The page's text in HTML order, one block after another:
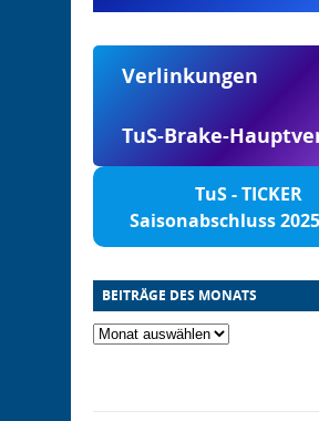
Verlinkungen
TuS-Brake-
TuS - TICKER
Saisonabschluss
BEITRÄGE DES MONATS